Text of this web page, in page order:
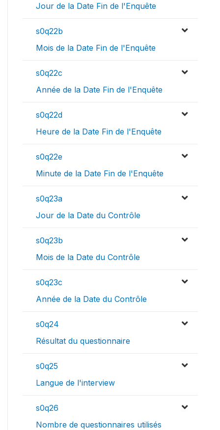
Jour de la Date Fin de l'Enquête
s0q22b
Mois de la Date Fin de l'Enquête
s0q22c
Année de la Date Fin de l'Enquête
s0q22d
Heure de la Date Fin de l'Enquête
s0q22e
Minute de la Date Fin de l'Enquête
s0q23a
Jour de la Date du Contrôle
s0q23b
Mois de la Date du Contrôle
s0q23c
Année de la Date du Contrôle
s0q24
Résultat du questionnaire
s0q25
Langue de l'interview
s0q26
Nombre de questionnaires utilisés